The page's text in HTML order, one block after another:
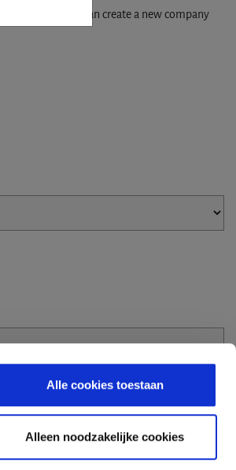
Alle cookies toestaan
Alleen noodzakelijke cookies
database, you can create a new company